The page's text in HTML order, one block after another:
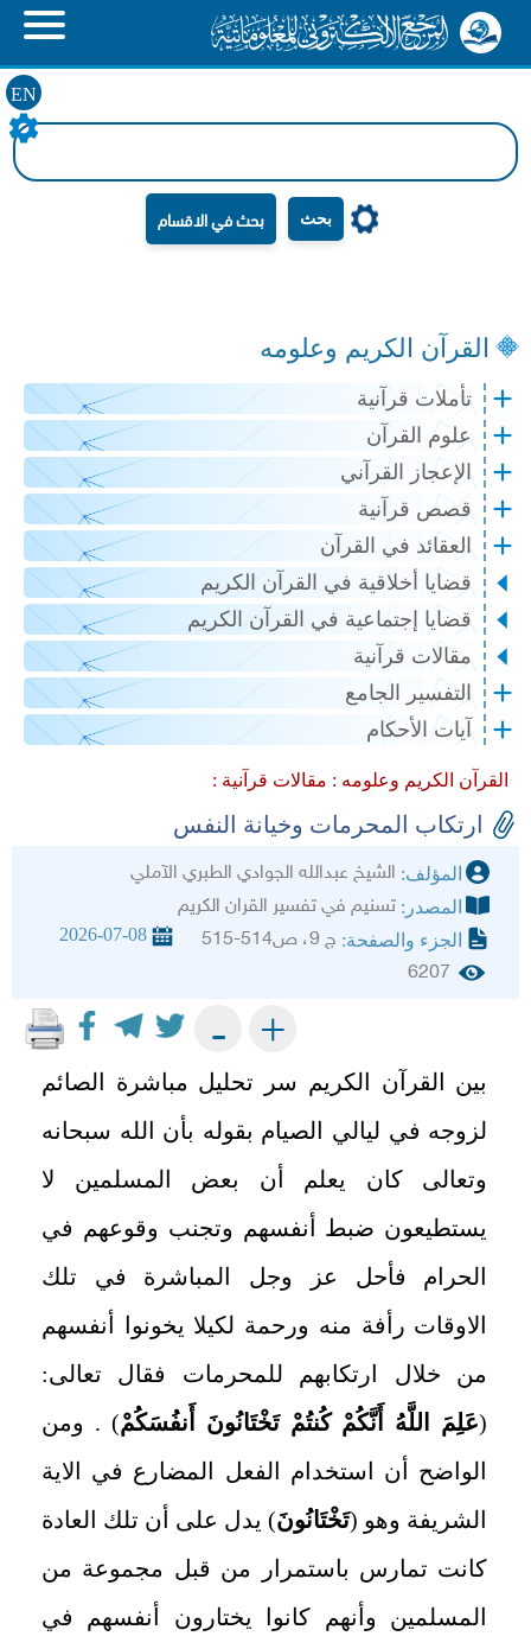
EN
بحث
القرآن الكريم وعلومه
تأملات قرآنية
علوم القرآن
الإعجاز القرآني
قصص قرآنية
العقائد في القرآن
قضايا أخلاقية في القرآن الكريم
قضايا إجتماعية في القرآن الكريم
مقالات قرآنية
التفسير الجامع
آيات الأحكام
القرآن الكريم وعلومه : مقالات قرآنية :
ارتكاب المحرمات وخيانة النفس
المؤلف: الشيخ عبدالله الجوادي الطبري الآملي
المصدر: تسنيم في تفسير القران الكريم
الجزء والصفحة: ج 9، ص514-515 2026-07-08
6207
+
-
بين القرآن الكريم سر تحليل مباشرة الصائم
لزوجه في ليالي الصيام بقوله بأن الله سبحانه
وتعالى كان يعلم أن بعض المسلمين لا
يستطيعون ضبط أنفسهم وتجنب وقوعهم في
الحرام فأحل عز وجل المباشرة في تلك
الاوقات رأفة منه ورحمة لكيلا يخونوا أنفسهم
من خلال ارتكابهم للمحرمات فقال تعالى:
(عَلِمَ اللَّهُ أَنَّكُمْ كُنتُمْ تَخْتَانُونَ أَنفُسَكُمْ) . ومن
الواضح أن استخدام الفعل المضارع في الاية
الشريفة وهو (تَخْتَانُونَ) يدل على أن تلك العادة
كانت تمارس باستمرار من قبل مجموعة من
المسلمين وأنهم كانوا يختارون أنفسهم في